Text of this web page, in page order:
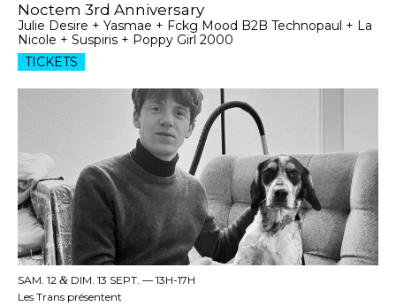
Noctem 3rd Anniversary
Julie Desire + Yasmae + Fckg Mood B2B Technopaul + La
Nicole + Suspiris + Poppy Girl 2000
TICKETS
SAM. 12 & DIM. 13 SEPT. — 13H-17H
Les Trans présentent